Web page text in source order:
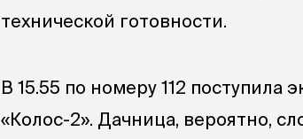
технической готовности.
В 15.55 по номеру 112
«Колос-2». Дачница, вероятно,